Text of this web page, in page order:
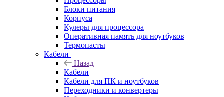
Блоки питания
Корпуса
Кулеры для процессора
Оперативная память для ноутбуков
Термопасты
Кабели
Назад
Кабели
Кабели для ПК и ноутбуков
Переходники и конвертеры